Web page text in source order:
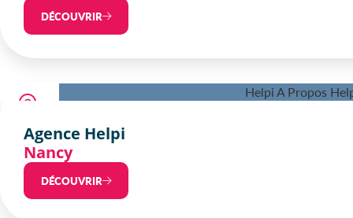
DÉCOUVRIR
Agence Helpi
Nancy
DÉCOUVRIR